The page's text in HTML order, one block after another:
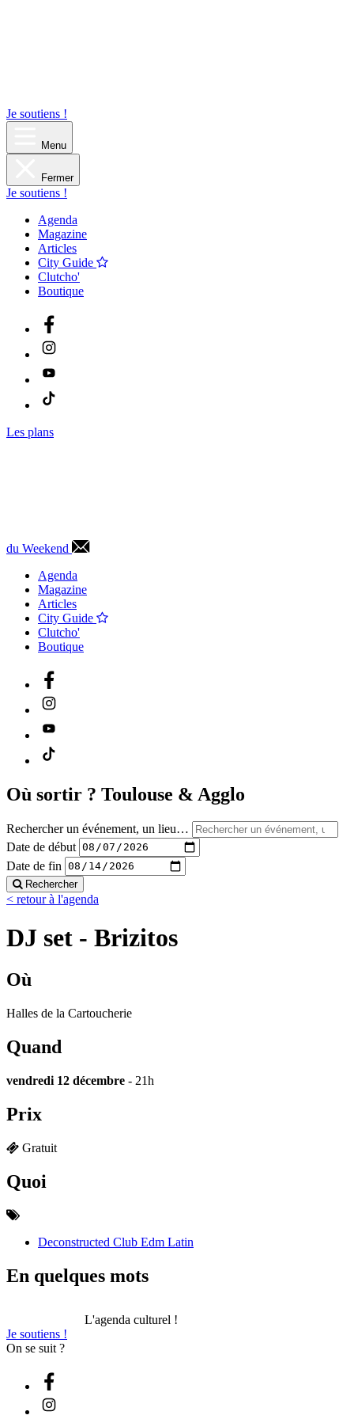
Je soutiens !
Menu
Fermer
Je soutiens !
Agenda
Magazine
Articles
City Guide
Clutcho'
Boutique
Les plans
du Weekend
Agenda
Magazine
Articles
City Guide
Clutcho'
Boutique
Où sortir ? Toulouse & Agglo
Rechercher un événement, un lieu…
Date de début
Date de fin
Rechercher
< retour à l'agenda
DJ set - Brizitos
Où
Halles de la Cartoucherie
Quand
vendredi 12 décembre - 21h
Prix
Gratuit
Quoi
Deconstructed Club Edm Latin
En quelques mots
L'agenda culturel !
Je soutiens !
On se suit ?